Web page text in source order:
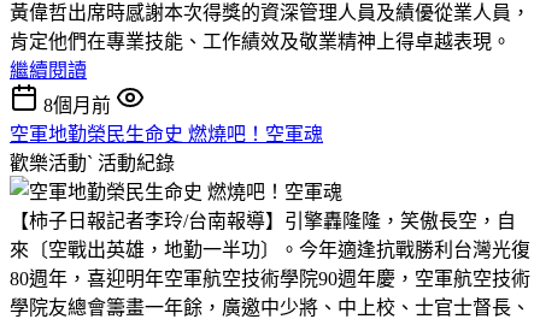
黃偉哲出席時感謝本次得獎的資深管理人員及績優從業人員，
肯定他們在專業技能、工作績效及敬業精神上得卓越表現。
繼續閱讀
8個月前
空軍地勤榮民生命史 燃燒吧！空軍魂
歡樂活動ˋ 活動紀錄
【柿子日報記者李玲/台南報導】引擎轟隆隆，笑傲長空，自
來〔空戰出英雄，地勤一半功〕。今年適逢抗戰勝利台灣光復
80週年，喜迎明年空軍航空技術學院90週年慶，空軍航空技術
學院友總會籌畫一年餘，廣邀中少將、中上校、士官士督長、